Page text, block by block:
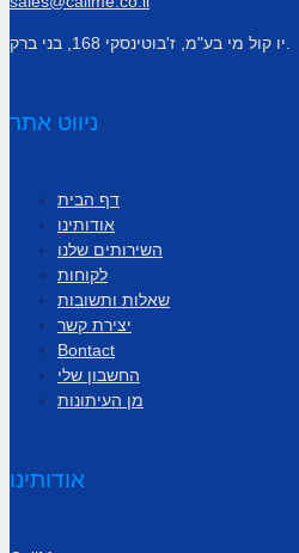
ניווט אתר
דף הבית
אודותינו
השירותים שלנו
לקוחות
שאלות ותשובות
יצירת קשר
Bontact
החשבון שלי
מן העיתונות
אודותינו